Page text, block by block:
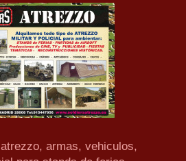
armas, vehiculos,